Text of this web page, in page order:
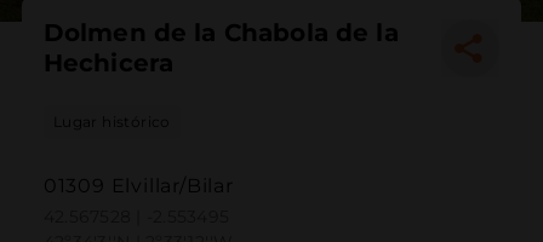
Dolmen de la Chabola de la
Hechicera
Lugar histórico
01309 Elvillar/Bilar